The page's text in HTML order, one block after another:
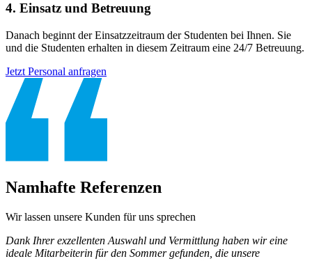
4. Einsatz und Betreuung
Danach beginnt der Einsatzzeitraum der Studenten bei Ihnen. Sie
und die Studenten erhalten in diesem Zeitraum eine 24/7 Betreuung.
Jetzt Personal anfragen
Namhafte Referenzen
Wir lassen unsere Kunden für uns sprechen
Dank Ihrer exzellenten Auswahl und Vermittlung haben wir eine
ideale Mitarbeiterin für den Sommer gefunden, die unsere